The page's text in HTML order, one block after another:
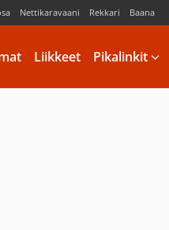
Nettikaravaani Rekkari Baana
Liikkeet Pikalinkit